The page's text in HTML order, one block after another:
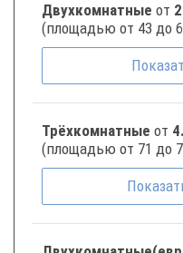
Двухкомнатные от
(площадью от 43 до
Трёхкомнатные от
(площадью от 71 до